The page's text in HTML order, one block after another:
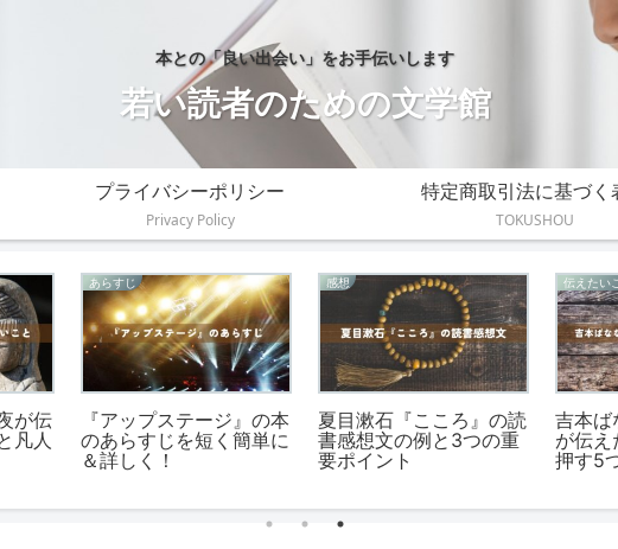
本との「良い出会い」をお手伝いします
若い読者のための文学館
プライバシーポリシー
Privacy Policy
特定商取引法に基づく
TOKUSHOU
が伝
凡人
あらすじ
『アップステージ』の本
のあらすじを短く簡単に
＆詳しく！
感想
夏目漱石『こころ』の読
書感想文の例と3つの重
要ポイント
伝えたい
吉本ば
が伝え
押す5